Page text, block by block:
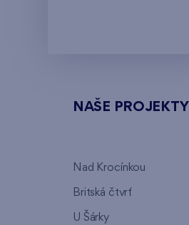
NAŠE PROJEKTY
Nad Krocínkou
Britská čtvrť
U Šárky